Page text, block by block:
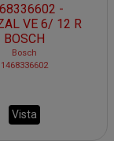
-
VE 6/ 12 R
BOSCH
Bosch
1468336602
Vista